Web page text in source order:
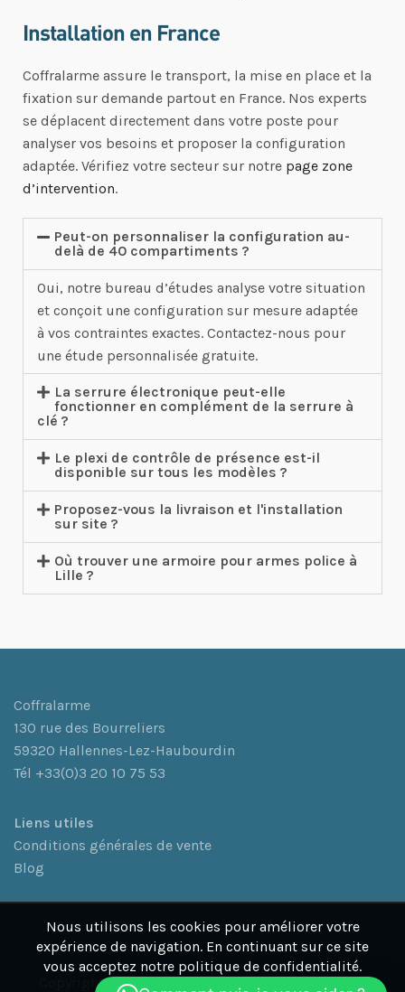
Installation en France
Coffralarme assure le transport, la mise en place et la
fixation sur demande partout en France. Nos experts
se déplacent directement dans votre poste pour
analyser vos besoins et proposer la configuration
adaptée. Vérifiez votre secteur sur notre page zone
d’intervention.
Peut-on personnaliser la configuration au-
delà de 40 compartiments ?
Oui, notre bureau d’études analyse votre situation
et conçoit une configuration sur mesure adaptée
à vos contraintes exactes. Contactez-nous pour
une étude personnalisée gratuite.
La serrure électronique peut-elle
fonctionner en complément de la serrure à
clé ?
Le plexi de contrôle de présence est-il
disponible sur tous les modèles ?
Proposez-vous la livraison et l'installation
sur site ?
Où trouver une armoire pour armes police à
Lille ?
Coffralarme
130 rue des Bourreliers
59320 Hallennes-Lez-Haubourdin
Tél +33(0)3 20 10 75 53
Liens utiles
Conditions générales de vente
Blog
Copyright© 2026 Coffralarme. Coffralarme est une
Nous utilisons les cookies pour améliorer votre
expérience de navigation. En continuant sur ce site
vous acceptez notre politique de confidentialité.